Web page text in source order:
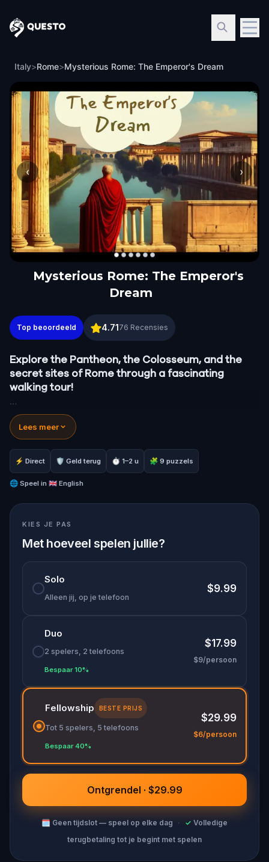
Questo
Italy>Rome>Mysterious Rome: The Emperor's Dream
‹ ›
Mysterious Rome: The Emperor's
Dream
Mysterious Rome: The Emperor's Dream
Top beoordeeld 4.7176 Recensies
Explore the Pantheon, the Colosseum, and the
secret sites of Rome through a fascinating
walking tour!
During the tour you will help the Roman Emperor
to gradually understand the meaning of his
dreams. You will use your phone to follow clues
and solve puzzles in Rome's most beautiful
landmarks while learning about their history.
Lees meer
⚡ Direct 🛡 Geld terug ⏱ 1–2 u 🧩 9 puzzels
🌐 Speel in 🇬🇧 English
KIES JE PAS
Met hoeveel spelen jullie?
Solo
Alleen jij, op je telefoon
$9.99
Duo
2 spelers, 2 telefoons
Bespaar 10%
$17.99
$9/persoon
Fellowship BESTE PRIJS
Tot 5 spelers, 5 telefoons
Bespaar 40%
$29.99
$6/persoon
Ontgrendel · $29.99
🗓 Geen tijdslot — speel op elke dag · ✓ Volledige
terugbetaling tot je begint met spelen